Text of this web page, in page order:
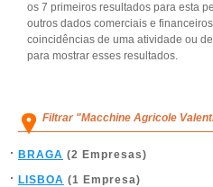
os 7 primeiros resultados para esta
outros dados comerciais e
coincidências de uma atividade ou
para mostrar esses resultados.
Filtrar "Macchine Agricole
BRAGA (2 Empresas)
LISBOA (1 Empresa)